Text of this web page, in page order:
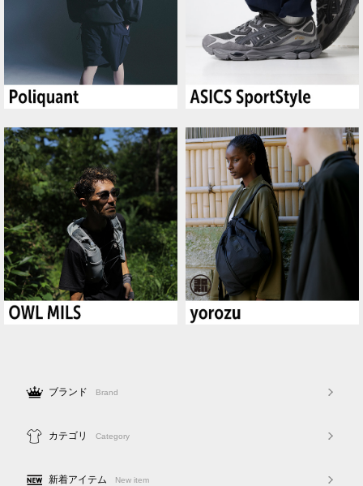
ブランド Brand
カテゴリ Category
新着アイテム New item